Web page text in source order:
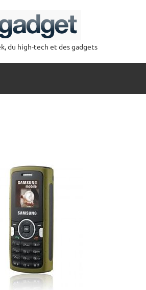
du high-tech et des gadgets